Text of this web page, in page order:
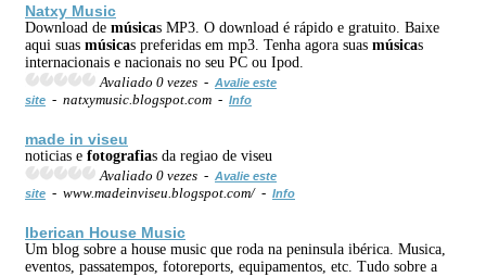
Natxy Music
Download de músicas MP3. O download é rápido e gratuito. Baixe
aqui suas músicas preferidas em mp3. Tenha agora suas músicas
internacionais e nacionais no seu PC ou Ipod.
Avaliado 0 vezes - Avalie este
site - natxymusic.blogspot.com - Info
made in viseu
noticias e fotografias da regiao de viseu
Avaliado 0 vezes - Avalie este
site - www.madeinviseu.blogspot.com/ - Info
Iberican House Music
Um blog sobre a house music que roda na peninsula ibérica. Musica,
eventos, passatempos, fotoreports, equipamentos, etc. Tudo sobre a